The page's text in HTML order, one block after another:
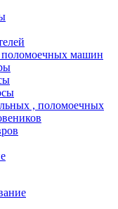
машин
, поломоечных